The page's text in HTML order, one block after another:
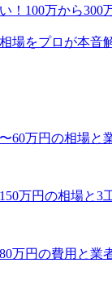
！100万から
場をプロが本音
60万円の相場と
万円の相場と3
万円の費用と業